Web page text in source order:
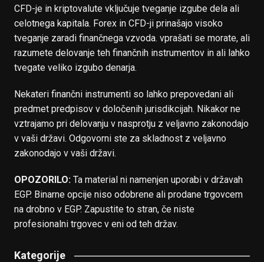
CFD-je in kriptovalute vključuje tveganje izgube dela ali
celotnega kapitala. Forex in CFD-ji prinašajo visoko
tveganje zaradi finančnega vzvoda. vprašati se morate, ali
razumete delovanje teh finančnih instrumentov in ali lahko
tvegate veliko izgubo denarja.
Nekateri finančni instrumenti so lahko prepovedani ali
predmet predpisov v določenih jurisdikcijah. Nikakor ne
vztrajamo pri delovanju v nasprotju z veljavno zakonodajo
v vaši državi. Odgovorni ste za skladnost z veljavno
zakonodajo v vaši državi.
OPOZORILO:Ta material ni namenjen uporabi v državah
EGP. Binarne opcije niso odobrene ali prodane trgovcem
na drobno v EGP. Zapustite to stran, če niste
profesionalni trgovec v eni od teh držav.
Kategorije